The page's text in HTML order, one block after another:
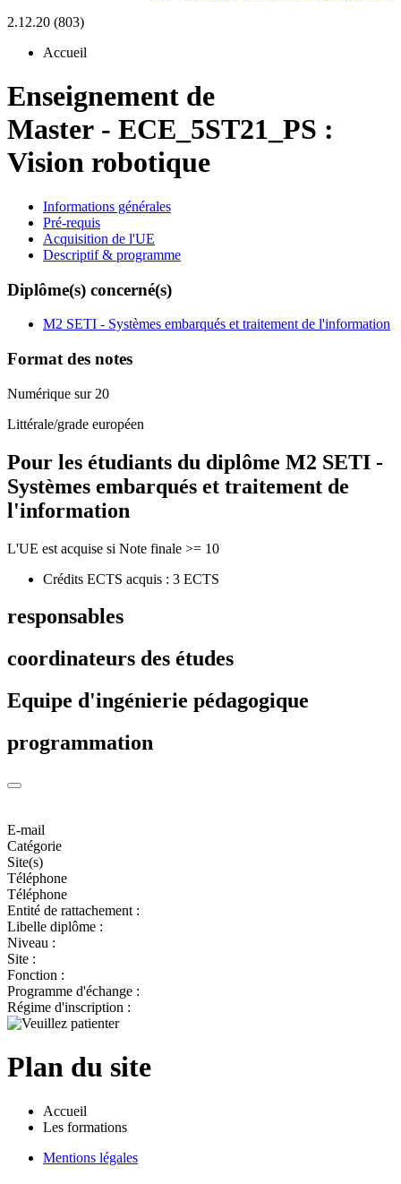
2.12.20 (803)
Accueil
Enseignement de
Master - ECE_5ST21_PS :
Vision robotique
Informations générales
Pré-requis
Acquisition de l'UE
Descriptif & programme
Diplôme(s) concerné(s)
M2 SETI - Systèmes embarqués et traitement de l'information
Format des notes
Numérique sur 20
Littérale/grade européen
Pour les étudiants du diplôme M2 SETI -
Systèmes embarqués et traitement de
l'information
L'UE est acquise si Note finale >= 10
Crédits ECTS acquis : 3 ECTS
responsables
coordinateurs des études
Equipe d'ingénierie pédagogique
programmation
E-mail
Catégorie
Site(s)
Téléphone
Téléphone
Entité de rattachement :
Libelle diplôme :
Niveau :
Site :
Fonction :
Programme d'échange :
Régime d'inscription :
Plan du site
Accueil
Les formations
Mentions légales